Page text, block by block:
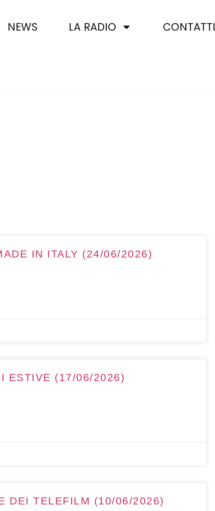
NEWS LA RADIO CONTATTI
IN ITALY (24/06/2026)
ESTIVE (17/06/2026)
DEI TELEFILM (10/06/2026)